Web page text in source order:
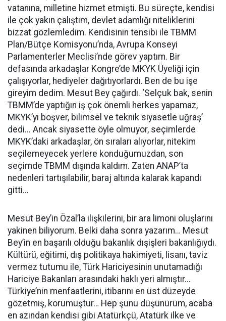
vatanına, milletine hizmet etmişti. Bu süreçte, kendisi
ile çok yakın çalıştım, devlet adamlığı niteliklerini
bizzat gözlemledim. Kendisinin tensibi ile TBMM
Plan/Bütçe Komisyonu’nda, Avrupa Konseyi
Parlamenterler Meclisi’nde görev yaptım. Bir
defasında arkadaşlar Kongre’de MKYK Üyeliği için
çalışıyorlar, hediyeler dağıtıyorlardı. Ben de bu işe
gireyim dedim. Mesut Bey çağırdı. ‘Selçuk bak, senin
TBMM’de yaptığın iş çok önemli herkes yapamaz,
MKYK’yı boşver, bilimsel ve teknik siyasetle uğraş’
dedi... Ancak siyasette öyle olmuyor, seçimlerde
MKYK’daki arkadaşlar, ön sıraları alıyorlar, nitekim
seçilemeyecek yerlere konduğumuzdan, son
seçimde TBMM dışında kaldım. Zaten ANAP’ta
nedenleri tartışılabilir, baraj altında kalarak kapandı
gitti…
Mesut Bey’in Özal’la ilişkilerini, bir ara limoni oluşlarını
yakinen biliyorum. Belki daha sonra yazarım… Mesut
Bey’in en başarılı olduğu bakanlık dışişleri bakanlığıydı.
Kültürü, eğitimi, dış politikaya hakimiyeti, lisanı, taviz
vermez tutumu ile, Türk Hariciyesinin unutamadığı
Hariciye Bakanları arasındaki haklı yeri almıştır...
Türkiye’nin menfaatlerini, itibarını en üst düzeyde
gözetmiş, korumuştur… Hep şunu düşünürüm, acaba
en azından kendisi gibi Atatürkçü, Atatürk ilke ve